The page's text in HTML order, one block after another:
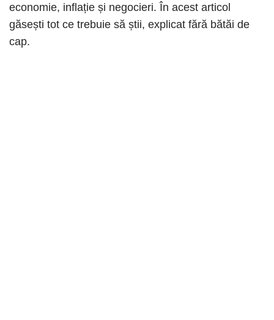
economie, inflație și negocieri. În acest articol
găsești tot ce trebuie să știi, explicat fără bătăi de
cap.